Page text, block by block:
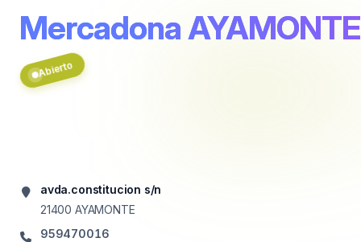
Mercadona AYAMONTE
Abierto
avda.constitucion s/n
21400 AYAMONTE
959470016